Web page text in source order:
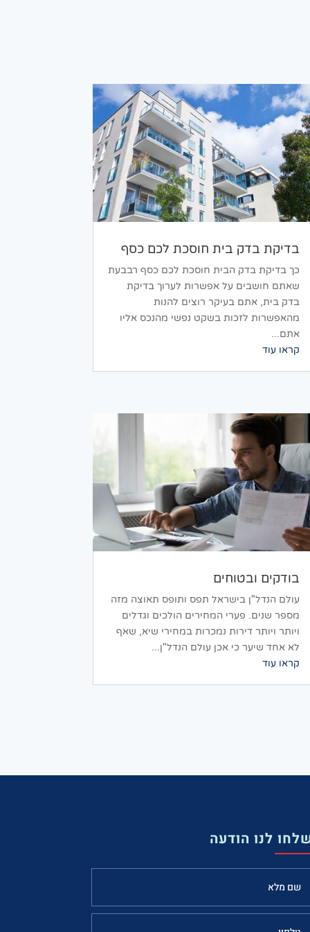
בדיקת בדק בית חוסכת לכם כסף
כך בדיקת בדק הבית חוסכת לכם כסף רבבעת
שאתם חושבים על אפשרות לערוך בדיקת
בדק בית, אתם בעיקר רוצים להנות
מהאפשרות לזכות בשקט נפשי מהנכס אליו
אתם...
קראו עוד
בודקים ובטוחים
עולם הנדל"ן בישראל תפס ותופס תאוצה מזה
מספר שנים. פערי המחירים הולכים וגדלים
ויותר ויותר דירות נמכרות במחירי שיא, שאף
לא אחד שיער כי אכן עולם הנדל"ן...
קראו עוד
לנו הודעה